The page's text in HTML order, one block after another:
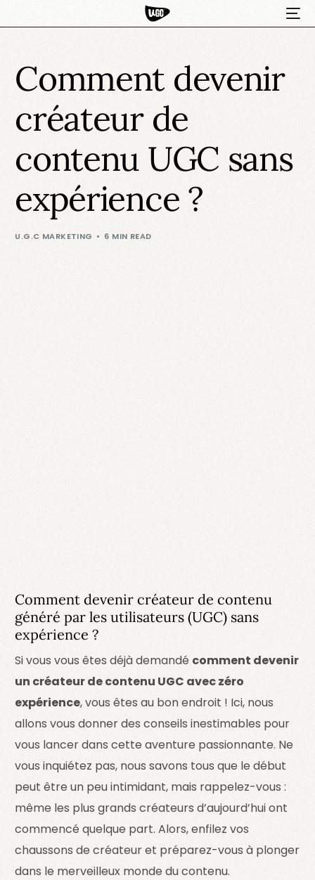
Comment devenir
créateur de
contenu UGC sans
expérience ?
U.G.C MARKETING 6 MIN READ
Comment devenir créateur de contenu
généré par les utilisateurs (UGC) sans
expérience ?
Si vous vous êtes déjà demandé comment devenir
un créateur de contenu UGC avec zéro
expérience, vous êtes au bon endroit ! Ici, nous
allons vous donner des conseils inestimables pour
vous lancer dans cette aventure passionnante. Ne
vous inquiétez pas, nous savons tous que le début
peut être un peu intimidant, mais rappelez-vous :
même les plus grands créateurs d’aujourd’hui ont
commencé quelque part. Alors, enfilez vos
chaussons de créateur et préparez-vous à plonger
dans le merveilleux monde du contenu.
HOT